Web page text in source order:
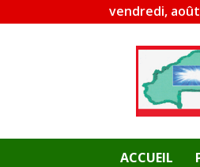
vendredi, août
ACCUEIL